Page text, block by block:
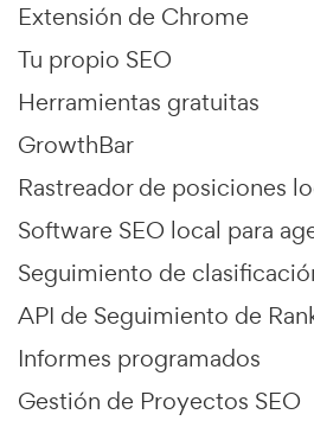
Extensión de Chrome
Tu propio SEO
Herramientas gratuitas
GrowthBar
Rastreador de posiciones
Software SEO local para
Seguimiento de
API de Seguimiento de
Informes programados
Gestión de Proyectos SEO